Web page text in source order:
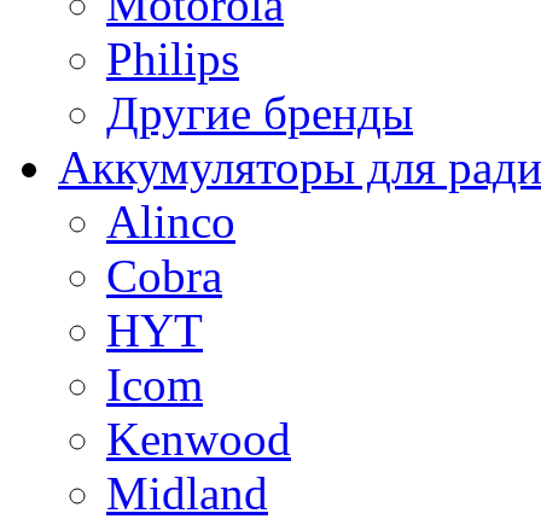
Philips
Другие бренды
Аккумуляторы для
Alinco
Cobra
HYT
Icom
Kenwood
Midland